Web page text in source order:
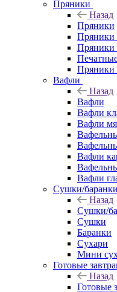
Пряники
Назад
Пряники
Пряники
Пряники
Пряники
Вафли
Назад
Вафли
Вафли
Вафли
Вафли
Вафли
Сушки/
Назад
Сушки/
Сушки
Баранки
Сухари
Мини
Готовые
Назад
Готовые